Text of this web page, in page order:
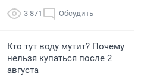
3 871 Обсудить
Кто тут воду мутит? Почему
нельзя купаться после 2
августа